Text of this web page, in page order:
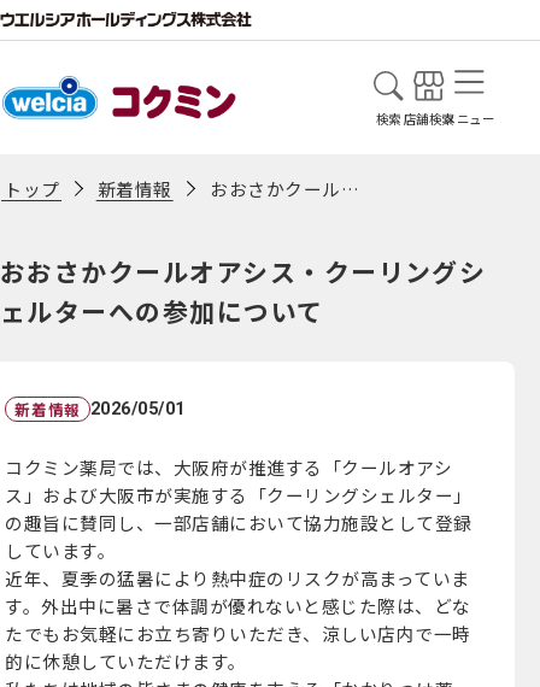
検索 店舗検索メニュー
トップ 新着情報 おおさかクールオアシス・クーリングシェルターへの参加について
おおさかクールオアシス・クーリングシ
ェルターへの参加について
新着情報 2026/05/01
コクミン薬局では、大阪府が推進する「クールオアシ
ス」および大阪市が実施する「クーリングシェルター」
の趣旨に賛同し、一部店舗において協力施設として登録
しています。
近年、夏季の猛暑により熱中症のリスクが高まっていま
す。外出中に暑さで体調が優れないと感じた際は、どな
たでもお気軽にお立ち寄りいただき、涼しい店内で一時
的に休憩していただけます。